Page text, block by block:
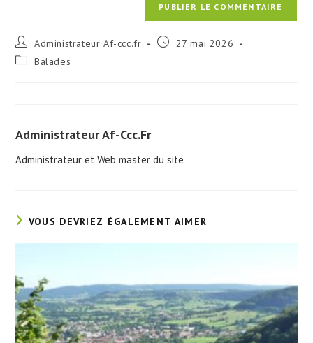
Auteur/autrice
de
la
Administrateur Af-ccc.fr
Publication
27 mai 2026
Post Balades
Administrateur Af-Ccc.fr
Administrateur et Web master du site
VOUS DEVRIEZ ÉGALEMENT AIMER